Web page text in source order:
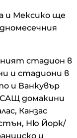
и Мексико ще
стадион в
и стадиони в
и Ванкувър
домакини
Канзас
Ню Йорк/
и